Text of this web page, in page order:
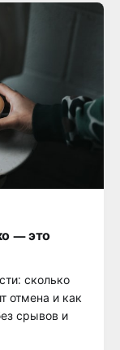
— это
сколько
отмена и как
срывов и